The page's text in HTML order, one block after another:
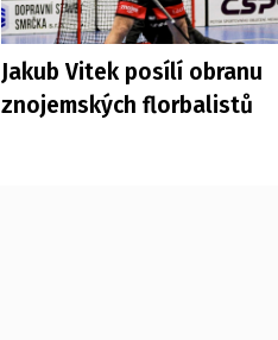
Jakub Vitek posílí obranu
znojemských florbalistů